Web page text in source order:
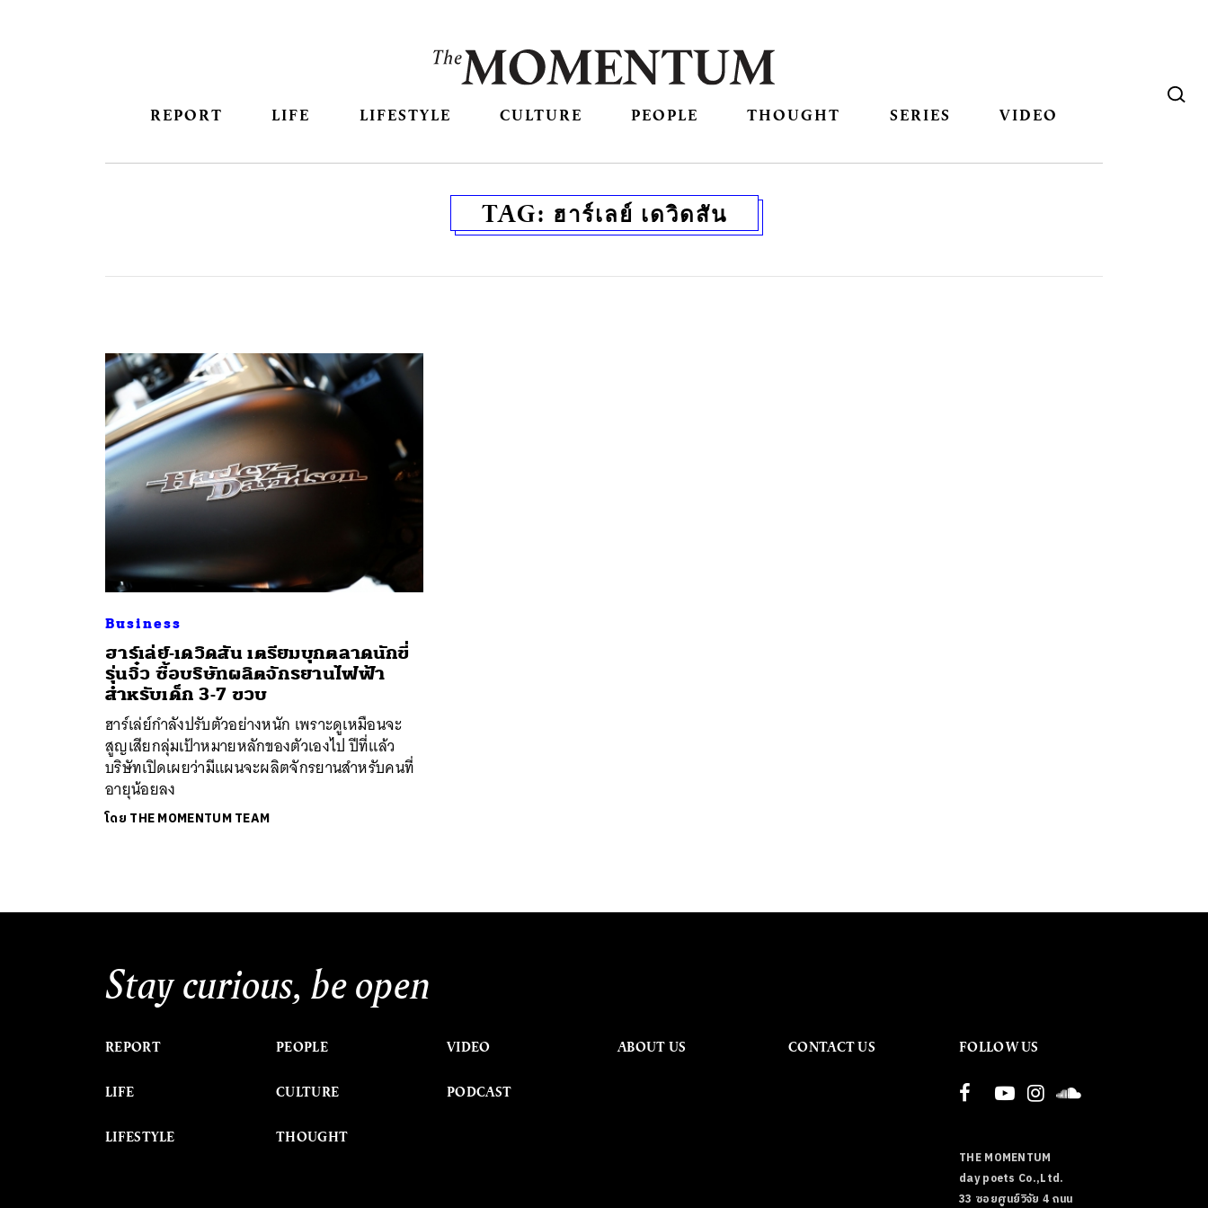
REPORT LIFE LIFESTYLE CULTURE PEOPLE THOUGHT SERIES VIDEO
TAG: ฮาร์เลย์ เดวิดสัน
Business
ฮาร์เล่ย์-เดวิดสัน เตรียมบุกตลาดนักขี่
รุ่นจิ๋ว ซื้อบริษัทผลิตจักรยานไฟฟ้า
สำหรับเด็ก 3-7 ขวบ
ฮาร์เล่ย์กำลังปรับตัวอย่างหนัก เพราะดูเหมือนจะ
สูญเสียกลุ่มเป้าหมายหลักของตัวเองไป ปีที่แล้ว
บริษัทเปิดเผยว่ามีแผนจะผลิตจักรยานสำหรับคนที่
อายุน้อยลง
โดย THE MOMENTUM TEAM
Stay curious, be open
REPORT
LIFE
LIFESTYLE
PEOPLE
CULTURE
THOUGHT
VIDEO
PODCAST
ABOUT US CONTACT US FOLLOW US
THE MOMENTUM
day poets Co.,Ltd.
33 ซอยศูนย์วิจัย 4 ถนน
ค้นหา